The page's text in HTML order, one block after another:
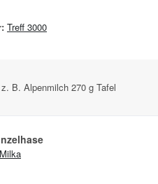
Treff 3000
B. Alpenmilch 270 g Tafel
Milka